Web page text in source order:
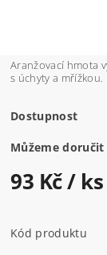
Aranžovací hmota
s úchyty a mřížkou.
Dostupnost
Můžeme doručit
93 Kč/ ks
Kód produktu